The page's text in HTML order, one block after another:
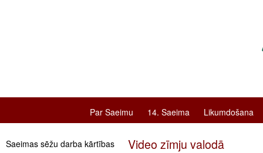
Par Saeimu 14. Saeima Likumdošana
Saeimas sēžu darba kārtības
Video zīmju valodā